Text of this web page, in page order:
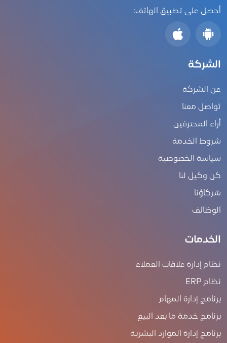
أحصل على تطبيق الهاتف:
الشركة
عن الشركة
تواصل معنا
أراء المحترفين
شروط الخدمة
سياسة الخصوصية
كن وكيل لنا
شركاؤنا
الوظائف
الخدمات
نظام إدارة علاقات العملاء
نظام ERP
برنامج إدارة المهام
برنامج خدمة ما بعد البيع
برنامج إدارة الموارد البشرية